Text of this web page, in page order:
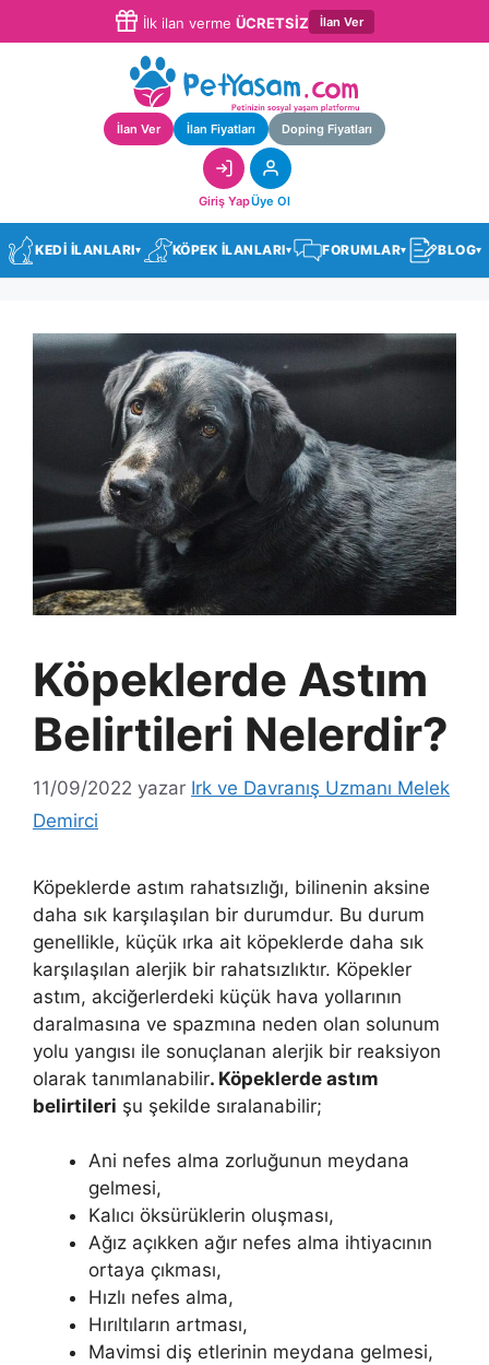
İlk ilan verme ÜCRETSİZ İlan Ver
İlan Ver İlan Fiyatları Doping Fiyatları
Giriş YapÜye Ol
KEDİ İLANLARI▾ KÖPEK İLANLARI▾ FORUMLAR▾ BLOG▾
Köpeklerde Astım
Belirtileri Nelerdir?
11/09/2022 yazar Irk ve Davranış Uzmanı Melek
Demirci
Köpeklerde astım rahatsızlığı, bilinenin aksine
daha sık karşılaşılan bir durumdur. Bu durum
genellikle, küçük ırka ait köpeklerde daha sık
karşılaşılan alerjik bir rahatsızlıktır. Köpekler
astım, akciğerlerdeki küçük hava yollarının
daralmasına ve spazmına neden olan solunum
yolu yangısı ile sonuçlanan alerjik bir reaksiyon
olarak tanımlanabilir. Köpeklerde astım
belirtileri şu şekilde sıralanabilir;
Ani nefes alma zorluğunun meydana
gelmesi,
Kalıcı öksürüklerin oluşması,
Ağız açıkken ağır nefes alma ihtiyacının
ortaya çıkması,
Hızlı nefes alma,
Hırıltıların artması,
Mavimsi diş etlerinin meydana gelmesi,